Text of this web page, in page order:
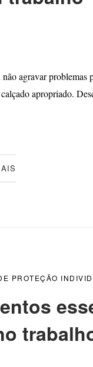
agravar
apropriado.
PROTEÇÃO